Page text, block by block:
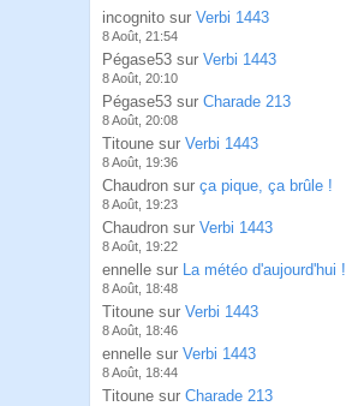
incognito sur Verbi 1443
8 Août, 21:54
Pégase53 sur Verbi 1443
8 Août, 20:10
Pégase53 sur Charade 213
8 Août, 20:08
Titoune sur Verbi 1443
8 Août, 19:36
Chaudron sur ça pique, ça brûle !
8 Août, 19:23
Chaudron sur Verbi 1443
8 Août, 19:22
ennelle sur La météo d'aujourd'hui !
8 Août, 18:48
Titoune sur Verbi 1443
8 Août, 18:46
ennelle sur Verbi 1443
8 Août, 18:44
Titoune sur Charade 213